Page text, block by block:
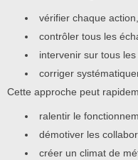
vérifier chaque action,
contrôler tous les
intervenir sur tous les
corriger
Cette approche peut
ralentir le
démotiver les
créer un climat de